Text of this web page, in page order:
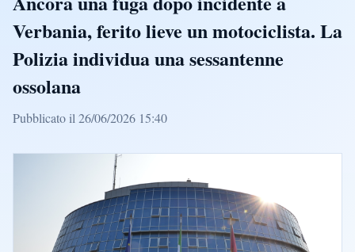
Verbania, ferito lieve un motociclista. La
Polizia individua una sessantenne
ossolana
Pubblicato il 26/06/2026 15:40